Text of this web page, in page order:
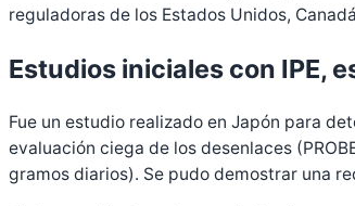
reguladoras de los Estados Unidos,
Estudios iniciales con IPE,
Fue un estudio realizado en Japón para
evaluación ciega de los desenlaces
gramos diarios). Se pudo demostrar una